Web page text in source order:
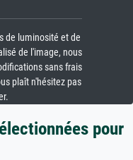
de luminosité et de
de l'image, nous
sans frais
plaît n'hésitez pas
pour